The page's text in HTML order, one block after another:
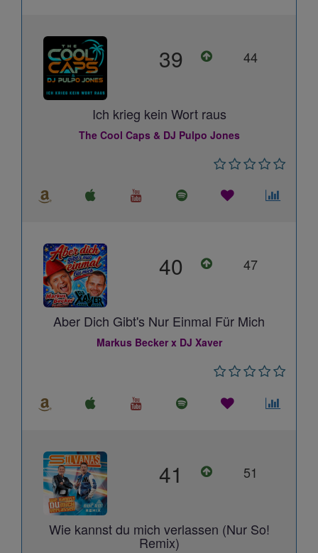
39 44
Ich krieg kein Wort raus
The Cool Caps & DJ Pulpo Jones
40 47
Aber Dich Gibt's Nur Einmal Für Mich
Markus Becker x DJ Xaver
41 51
Wie kannst du mich verlassen (Nur So!
Remix)